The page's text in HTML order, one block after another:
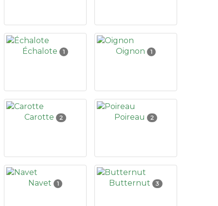
Échalote 1 Oignon 1
Carotte 2 Poireau 2
Navet 1 Butternut 3